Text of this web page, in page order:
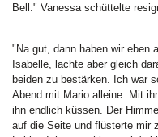
Bell." Vanessa schüttelte
"Na gut, dann haben wir eben
Isabelle, lachte aber gleich
beiden zu bestärken. Ich war
Abend mit Mario alleine. Mit
ihn endlich küssen. Der
auf die Seite und flüsterte mir